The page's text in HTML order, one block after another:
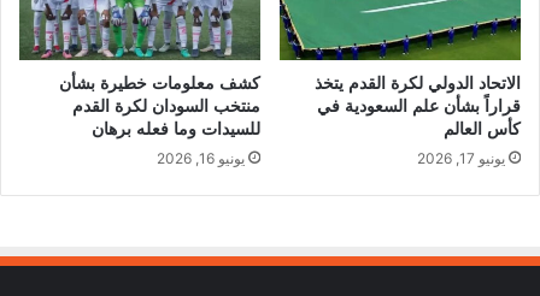
الاتحاد الدولي لكرة القدم يتخذ
قراراً بشأن علم السعودية في
كأس العالم
يونيو 17, 2026
كشف معلومات خطيرة بشأن
منتخب السودان لكرة القدم
للسيدات وما فعله برهان
يونيو 16, 2026